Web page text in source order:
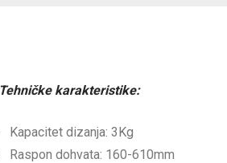
Tehničke karakteristike:
Kapacitet dizanja: 3Kg
Raspon dohvata: 160-610mm